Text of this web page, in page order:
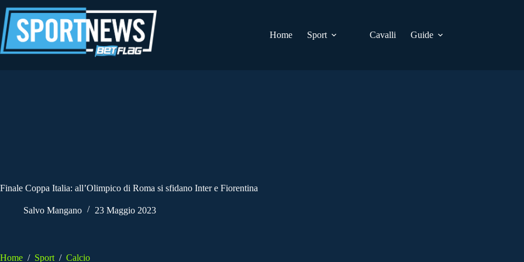
al
contenuto
Home
Sport Cavalli Guide
Finale Coppa Italia: all’Olimpico di Roma si sfidano Inter e Fiorentina
Salvo Mangano 23 Maggio 2023
Home / Sport / Calcio